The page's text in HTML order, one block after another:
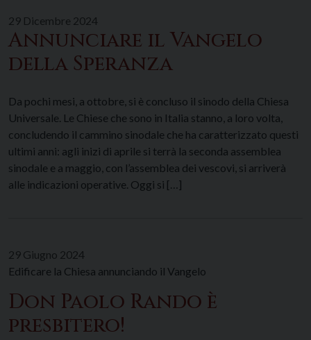
29 Dicembre 2024
Annunciare il Vangelo
della Speranza
Da pochi mesi, a ottobre, si è concluso il sinodo della Chiesa
Universale. Le Chiese che sono in Italia stanno, a loro volta,
concludendo il cammino sinodale che ha caratterizzato questi
ultimi anni: agli inizi di aprile si terrà la seconda assemblea
sinodale e a maggio, con l’assemblea dei vescovi, si arriverà
alle indicazioni operative. Oggi si […]
29 Giugno 2024
Edificare la Chiesa annunciando il Vangelo
Don Paolo Rando è
presbitero!